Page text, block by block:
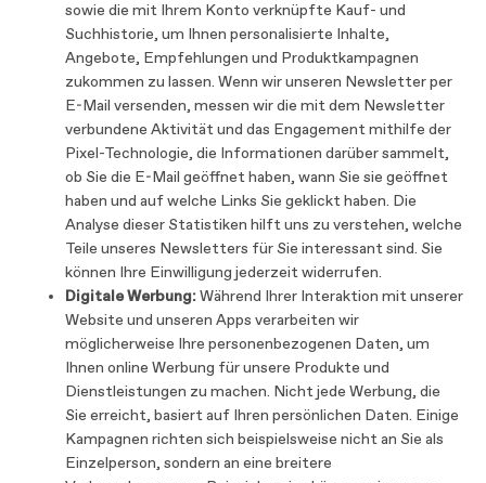
sowie die mit Ihrem Konto verknüpfte Kauf- und
Suchhistorie, um Ihnen personalisierte Inhalte,
Angebote, Empfehlungen und Produktkampagnen
zukommen zu lassen. Wenn wir unseren Newsletter per
E-Mail versenden, messen wir die mit dem Newsletter
verbundene Aktivität und das Engagement mithilfe der
Pixel-Technologie, die Informationen darüber sammelt,
ob Sie die E-Mail geöffnet haben, wann Sie sie geöffnet
haben und auf welche Links Sie geklickt haben. Die
Analyse dieser Statistiken hilft uns zu verstehen, welche
Teile unseres Newsletters für Sie interessant sind. Sie
können Ihre Einwilligung jederzeit widerrufen.
Digitale Werbung:Während Ihrer Interaktion mit unserer
Website und unseren Apps verarbeiten wir
möglicherweise Ihre personenbezogenen Daten, um
Ihnen online Werbung für unsere Produkte und
Dienstleistungen zu machen. Nicht jede Werbung, die
Sie erreicht, basiert auf Ihren persönlichen Daten. Einige
Kampagnen richten sich beispielsweise nicht an Sie als
Einzelperson, sondern an eine breitere